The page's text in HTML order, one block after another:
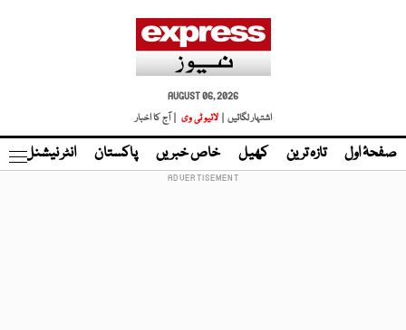
AUGUST 06, 2026
اشتہار لگائیں |
لائیو ٹی وی | آج کا اخبار
صفحۂ اول تازہ ترین کھیل خاص خبریں پاکستان انٹر نیشنل